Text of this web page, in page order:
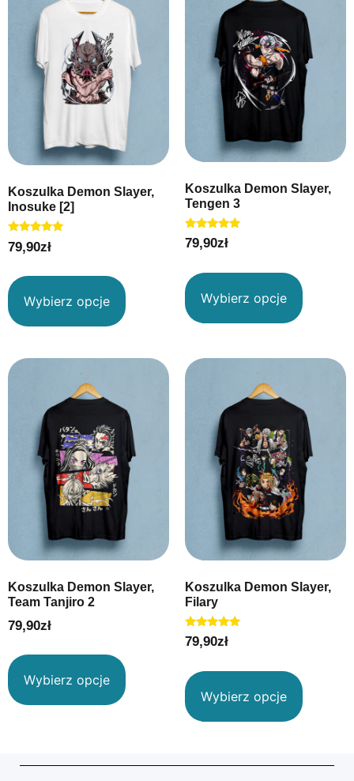
Koszulka Demon Slayer,
Inosuke [2]
Oceniono
5.00
79,90zł
Wybierz opcje
Koszulka Demon Slayer,
Tengen 3
Oceniono
5.00
79,90zł
Wybierz opcje
Koszulka Demon Slayer,
Team Tanjiro 2
79,90zł
Wybierz opcje
Koszulka Demon Slayer,
Filary
Oceniono
5.00
79,90zł
Wybierz opcje